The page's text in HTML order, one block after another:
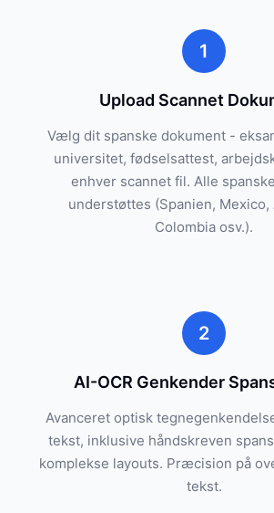
1
Upload Scannet
Vælg dit spanske dokument -
universitet, fødselsattest,
enhver scannet fil. Alle
understøttes (Spanien, Mexico,
Colombia osv.).
2
AI-OCR Genkender
Avanceret optisk
tekst, inklusive håndskreven
komplekse layouts. Præcision på
tekst.